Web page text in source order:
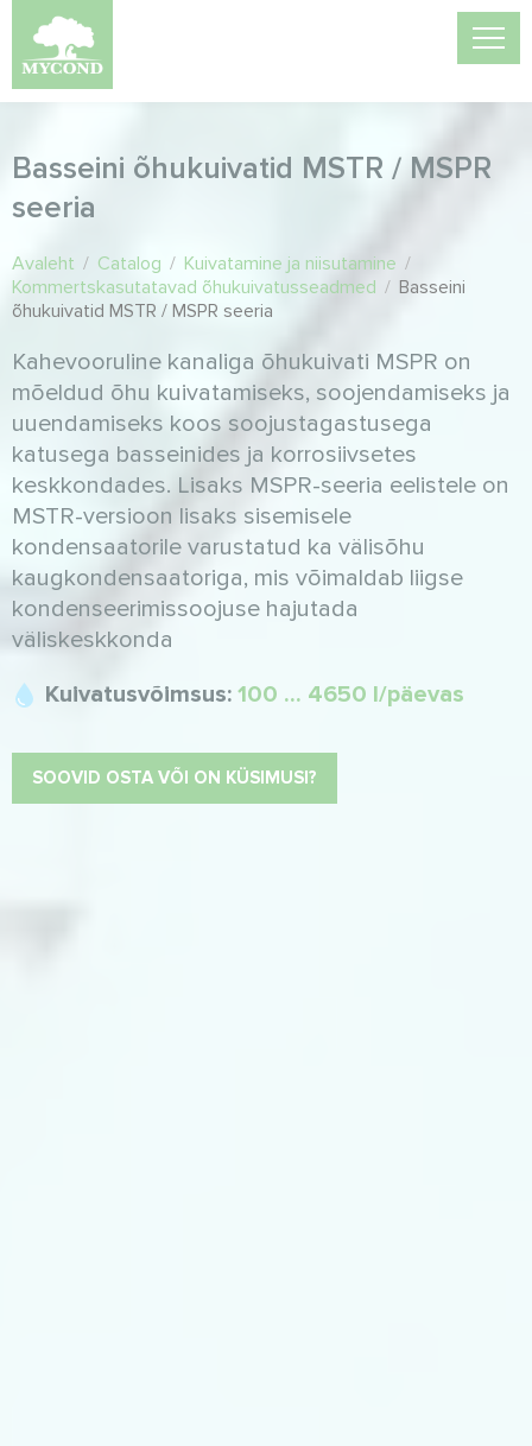
Basseini õhukuivatid MSTR / MSPR
seeria
Avaleht / Catalog / Kuivatamine ja niisutamine /
Kommertskasutatavad õhukuivatusseadmed / Basseini
õhukuivatid MSTR / MSPR seeria
Kahevooruline kanaliga õhukuivati MSPR on
mõeldud õhu kuivatamiseks, soojendamiseks ja
uuendamiseks koos soojustagastusega
katusega basseinides ja korrosiivsetes
keskkondades. Lisaks MSPR-seeria eelistele on
MSTR-versioon lisaks sisemisele
kondensaatorile varustatud ka välisõhu
kaugkondensaatoriga, mis võimaldab liigse
kondenseerimissoojuse hajutada
väliskeskkonda
Kuivatusvõimsus: 100 ... 4650 l/päevas
SOOVID OSTA VÕI ON KÜSIMUSI?